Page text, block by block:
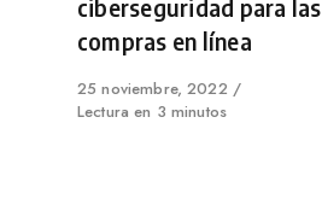
ciberseguridad para las
compras en línea
Published
on
25 noviembre, 2022
Lectura en 3 minutos